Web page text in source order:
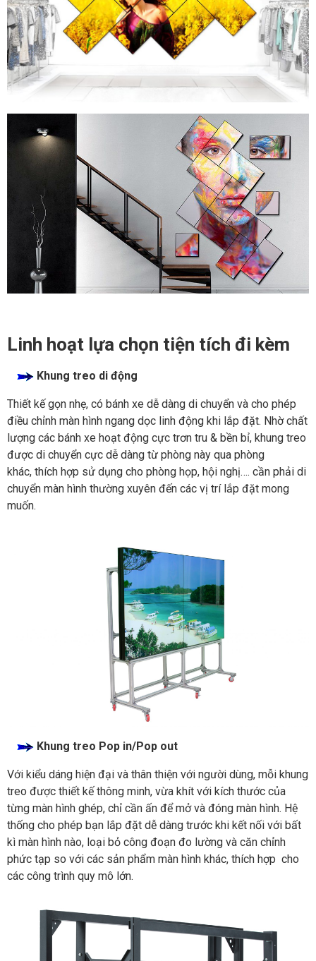
Linh hoạt lựa chọn tiện tích đi kèm
Khung treo di động
Thiết kế gọn nhẹ, có bánh xe dễ dàng di chuyển và cho phép
điều chỉnh màn hình ngang dọc linh động khi lắp đặt. Nhờ chất
lượng các bánh xe hoạt động cực trơn tru & bền bỉ, khung treo
được di chuyển cực dễ dàng từ phòng này qua phòng
khác, thích hợp sử dụng cho phòng họp, hội nghị…. cần phải di
chuyển màn hình thường xuyên đến các vị trí lắp đặt mong
muốn.
Khung treo Pop in/Pop out
Với kiểu dáng hiện đại và thân thiện với người dùng, mỗi khung
treo được thiết kế thông minh, vừa khít với kích thước của
từng màn hình ghép, chỉ cần ấn để mở và đóng màn hình. Hệ
thống cho phép bạn lắp đặt dễ dàng trước khi kết nối với bất
kì màn hình nào, loại bỏ công đoạn đo lường và căn chỉnh
phức tạp so với các sản phẩm màn hình khác, thích hợp cho
các công trình quy mô lớn.